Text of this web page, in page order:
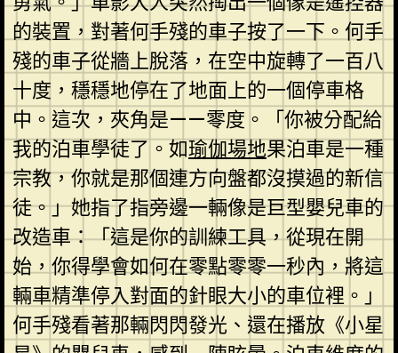
的裝置，對著何手殘的車子按了一下。何手
殘的車子從牆上脫落，在空中旋轉了一百八
十度，穩穩地停在了地面上的一個停車格
中。這次，夾角是——零度。「你被分配給
我的泊車學徒了。如瑜伽場地果泊車是一種
宗教，你就是那個連方向盤都沒摸過的新信
徒。」她指了指旁邊一輛像是巨型嬰兒車的
改造車：「這是你的訓練工具，從現在開
始，你得學會如何在零點零零一秒內，將這
輛車精準停入對面的針眼大小的車位裡。」
何手殘看著那輛閃閃發光、還在播放《小星